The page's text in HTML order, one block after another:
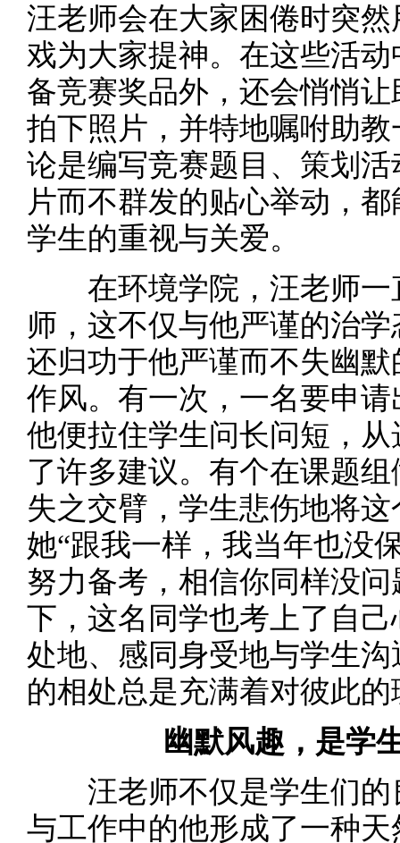
汪老师会在大家困倦时突
戏为大家提神。在这些活
备竞赛奖品外，还会悄悄
拍下照片，并特地嘱咐助
论是编写竞赛题目、策划
片而不群发的贴心举动，
学生的重视与关爱。
在环境学院，汪老师一
师，这不仅与他严谨的治
还归功于他严谨而不失幽
作风。有一次，一名要申
他便拉住学生问长问短，
了许多建议。有个在课题
失之交臂，学生悲伤地将
她“跟我一样，我当年也没
努力备考，相信你同样没
下，这名同学也考上了自
处地、感同身受地与学生
的相处总是充满着对彼此
幽默风趣，是学
汪老师不仅是学生们的
与工作中的他形成了一种